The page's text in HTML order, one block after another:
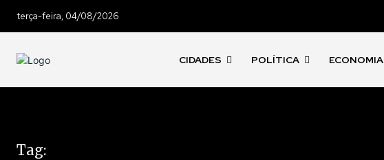
terça-feira, 04/08/2026
CIDADES POLÍTICA ECONOMIA
Tag: